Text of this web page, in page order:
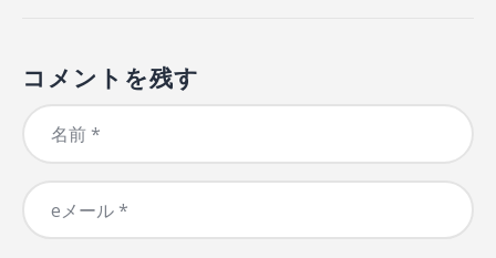
コメントを残す